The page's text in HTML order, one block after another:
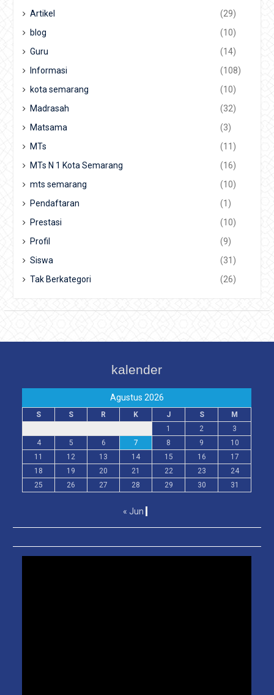
Artikel
(29)
blog
(10)
Guru
(14)
Informasi
(108)
kota semarang
(10)
Madrasah
(32)
Matsama
(3)
MTs
(11)
MTs N 1 Kota Semarang
(16)
mts semarang
(10)
Pendaftaran
(1)
Prestasi
(10)
Profil
(9)
Siswa
(31)
Tak Berkategori
(26)
kalender
Agustus 2026
S S R K J S
M
1
2
3
4
5 6 7 8 9
10
11
12 13 14 15 16
17
18
19 20 21 22 23
24
25
26 27 28 29 30 31
« Jun